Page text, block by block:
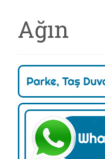
Ağın